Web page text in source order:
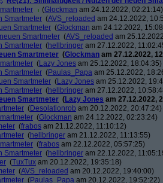
(Glockman am 24.12.2022, 02:21:14)
Smartmeter (AVS_reloaded am 24.12.2022,
Smartmeter (Glockman am 24.12.2022,
Smartmeter (AVS_reloaded am
Smartmeter (hellbringer am 27.12.2022,
Smartmeter (Glockman am 27.12.2022,
(Lazy Jones am 25.12.2022, 18:04:35)
Smartmeter (Paulas_Papa am 25.12.2022,
Smartmeter (Lazy Jones am 25.12.2022,
Smartmeter (hellbringer am 27.12.2022,
Smartmeter (Lazy Jones am 27.12.2022,
(Desolationrob am 20.12.2022, 20:47:24)
(Glockman am 24.12.2022, 02:23:24)
(frabos am 21.12.2022, 11:10:12)
(hellbringer am 21.12.2022, 11:13:55)
(frabos am 22.12.2022, 05:57:25)
Smartmeter (hellbringer am 22.12.2022,
(TuxTux am 20.12.2022, 19:35:18)
(AVS_reloaded am 20.12.2022, 19:40:00)
(Paulas_Papa am 20.12.2022, 19:52:22)